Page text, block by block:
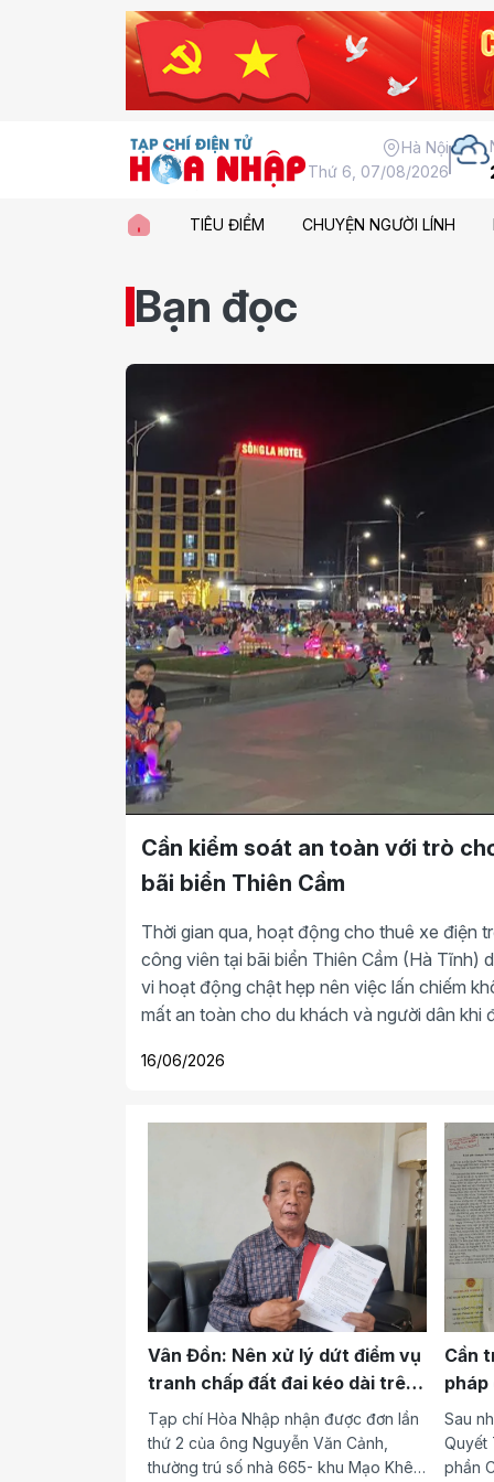
Hà Nội
Thứ 6, 07/08/2026
TIÊU ĐIỂM CHUYỆN NGƯỜI LÍNH
Bạn đọc
Cần kiểm soát an toàn với trò
bãi biển Thiên Cầm
Thời gian qua, hoạt động cho thuê xe điện
công viên tại bãi biển Thiên Cầm (Hà Tĩnh)
vi hoạt động chật hẹp nên việc lấn chiếm
mất an toàn cho du khách và người dân khi
16/06/2026
Vân Đồn: Nên xử lý dứt điểm vụ
tranh chấp đất đai kéo dài trên
10 năm giữa ông Nguyễn Văn
Cảnh và ông Trương Tiến Quý
Tạp chí Hòa Nhập nhận được đơn lần
thứ 2 của ông Nguyễn Văn Cảnh,
thường trú số nhà 665- khu Mạo Khê
Cần
pháp
Sau
Quyết
phần